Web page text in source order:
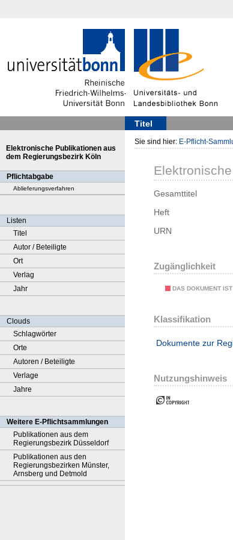
Titel
Elektronische Publikationen aus
dem Regierungsbezirk Köln
Pflichtabgabe
Ablieferungsverfahren
Listen
Titel
Autor / Beteiligte
Ort
Verlag
Jahr
Clouds
Schlagwörter
Orte
Autoren / Beteiligte
Verlage
Jahre
Weitere E-Pflichtsammlungen
Publikationen aus dem
Regierungsbezirk Düsseldorf
Publikationen aus den
Regierungsbezirken Münster,
Arnsberg und Detmold
Sie sind hier: E-Pflicht-
Gesamttitel
Heft
URN
Zugänglichkeit
DAS DOKUMENT
Klassifikation
Dokumente zur
Nutzungshinweis